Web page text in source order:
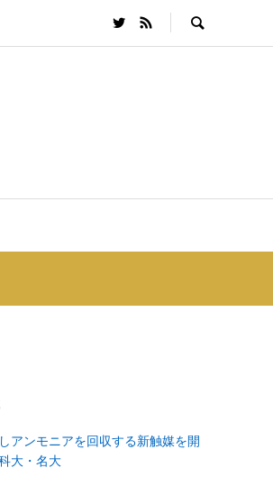
アンモニアを回収する新触媒を開
大・名大